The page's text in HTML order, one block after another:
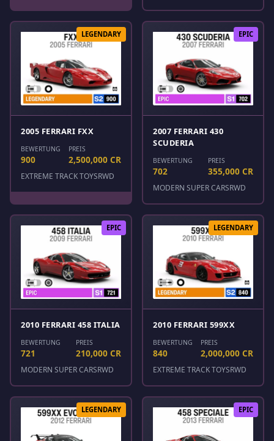
LEGENDARY
2005 FERRARI FXX
BEWERTUNG
900
PREIS
2,500,000 CR
EXTREME TRACK TOYSRWD
EPIC
2007 FERRARI 430
SCUDERIA
BEWERTUNG
702
PREIS
355,000 CR
MODERN SUPER CARSRWD
EPIC
2010 FERRARI 458 ITALIA
BEWERTUNG
721
PREIS
210,000 CR
MODERN SUPER CARSRWD
LEGENDARY
2010 FERRARI 599XX
BEWERTUNG
840
PREIS
2,000,000 CR
EXTREME TRACK TOYSRWD
LEGENDARY EPIC